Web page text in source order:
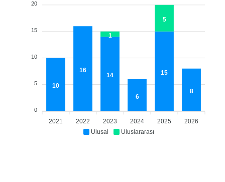
Ulusal Uluslararası
2021 2022 2023 2024 2025 2026
10
16
14
6
15
8
1
5
20
15
10
5
0